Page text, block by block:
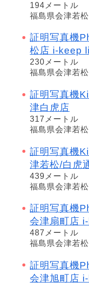
194メートル
福島県会津若
証明写真機
松店 i-keep
230メートル
福島県会津若
証明写真機
津白虎店
317メートル
福島県会津若
証明写真機
津若松/白虎
439メートル
福島県会津若
証明写真機
会津扇町店
487メートル
福島県会津若
証明写真機
会津旭町店